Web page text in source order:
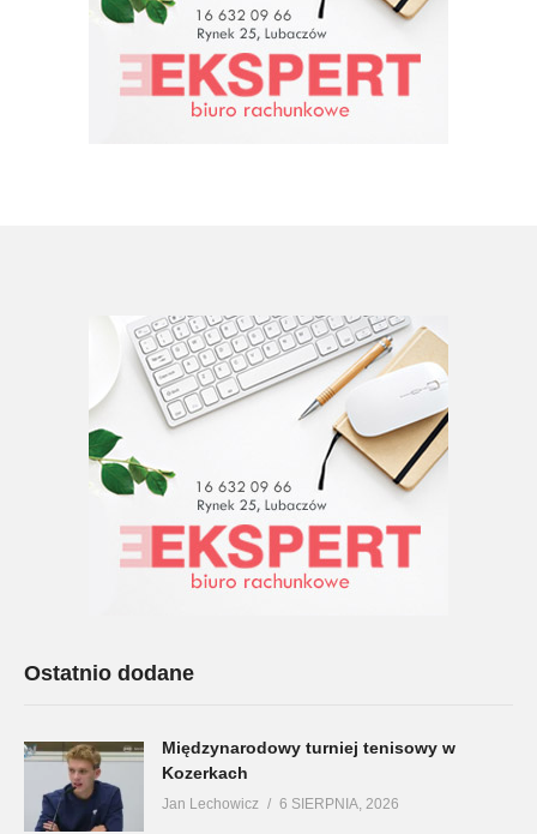
Ostatnio dodane
Międzynarodowy turniej tenisowy w
Kozerkach
Jan Lechowicz 6 SIERPNIA, 2026